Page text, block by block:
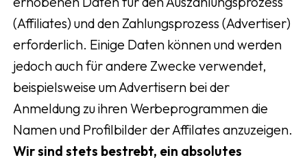
(Affiliates) und den Zahlungsprozess (Advertiser)
erforderlich. Einige Daten können und werden
jedoch auch für andere Zwecke verwendet,
beispielsweise um Advertisern bei der
Anmeldung zu ihren Werbeprogrammen die
Namen und Profilbilder der Affilates anzuzeigen.
Wir sind stets bestrebt, ein absolutes